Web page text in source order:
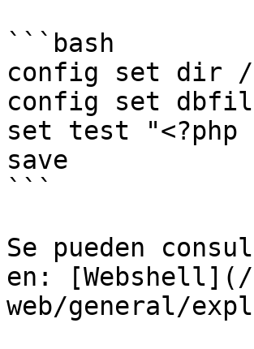
```bash
config set dir /
config set
set test "<?php
save
```
Se pueden
en:
web/general/